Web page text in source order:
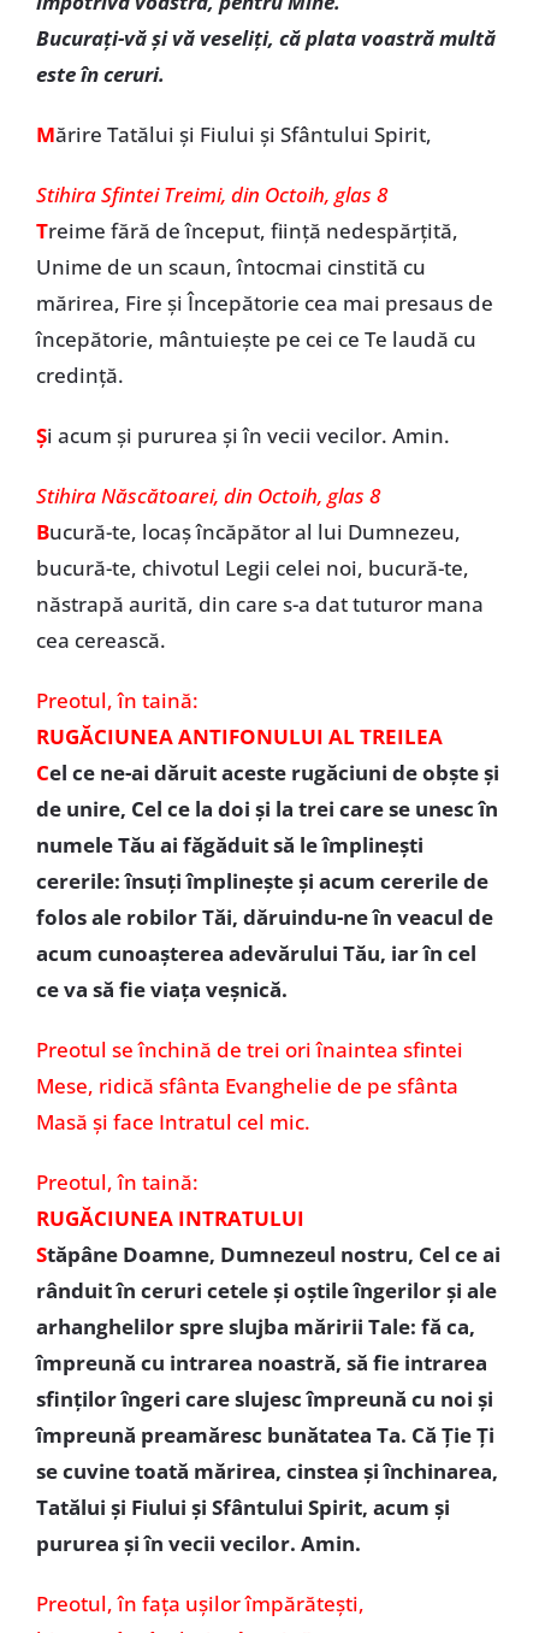
Bucuraţi-vă şi vă veseliţi, că plata voastră multă
este în ceruri.
Mărire Tatălui și Fiului și Sfântului Spirit,
Stihira Sfintei Treimi, din Octoih, glas 8
Treime fără de început, ființă nedespărțită,
Unime de un scaun, întocmai cinstită cu
mărirea, Fire și Începătorie cea mai presaus de
începătorie, mântuiește pe cei ce Te laudă cu
credință.
Și acum și pururea și în vecii vecilor. Amin.
Stihira Născătoarei, din Octoih, glas 8
Bucură-te, locaș încăpător al lui Dumnezeu,
bucură-te, chivotul Legii celei noi, bucură-te,
năstrapă aurită, din care s-a dat tuturor mana
cea cerească.
Preotul, în taină:
RUGĂCIUNEA ANTIFONULUI AL TREILEA
Cel ce ne-ai dăruit aceste rugăciuni de obşte şi
de unire, Cel ce la doi şi la trei care se unesc în
numele Tău ai făgăduit să le împlineşti
cererile: însuţi împlineşte şi acum cererile de
folos ale robilor Tăi, dăruindu-ne în veacul de
acum cunoaşterea adevărului Tău, iar în cel
ce va să fie viaţa veşnică.
Preotul se închină de trei ori înaintea sfintei
Mese, ridică sfânta Evanghelie de pe sfânta
Masă și face Intratul cel mic.
Preotul, în taină:
RUGĂCIUNEA INTRATULUI
Stăpâne Doamne, Dumnezeul nostru, Cel ce ai
rânduit în ceruri cetele şi oştile îngerilor şi ale
arhanghelilor spre slujba măririi Tale: fă ca,
împreună cu intrarea noastră, să fie intrarea
sfinţilor îngeri care slujesc împreună cu noi şi
împreună preamăresc bunătatea Ta. Că Ţie Ţi
se cuvine toată mărirea, cinstea şi închinarea,
Tatălui şi Fiului şi Sfântului Spirit, acum şi
pururea şi în vecii vecilor. Amin.
Preotul, în fața ușilor împărătești,